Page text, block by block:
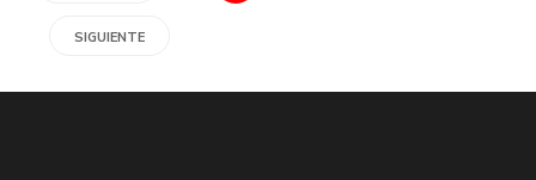
SIGUIENTE